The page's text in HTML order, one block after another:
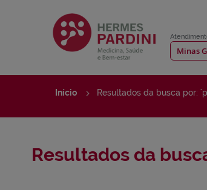
Início Resultados da busca por:
Resultados da